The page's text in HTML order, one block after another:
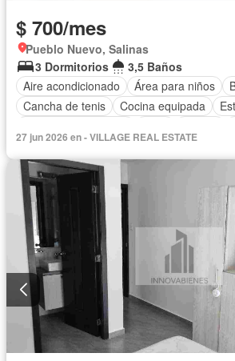
$ 700/mes
Pueblo Nuevo, Salinas
3 Dormitorios
3,5 Baños
Aire acondicionado
Área para niños
Cancha de tenis
Cocina equipada
Vista panorámica
27 jun 2026 en - VILLAGE REAL ESTATE